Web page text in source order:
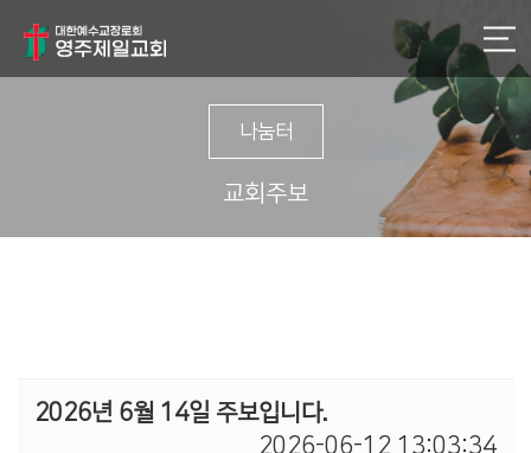
나눔터
교회주보
2026년 6월 14일 주보입니다.
2026-06-12 13:03:34